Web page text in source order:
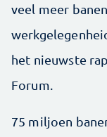
veel meer
het nieuwste
Forum.
75 miljoen